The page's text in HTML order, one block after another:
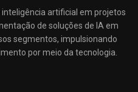
artificial em projetos
de soluções de IA em
segmentos, impulsionando
por meio da tecnologia.